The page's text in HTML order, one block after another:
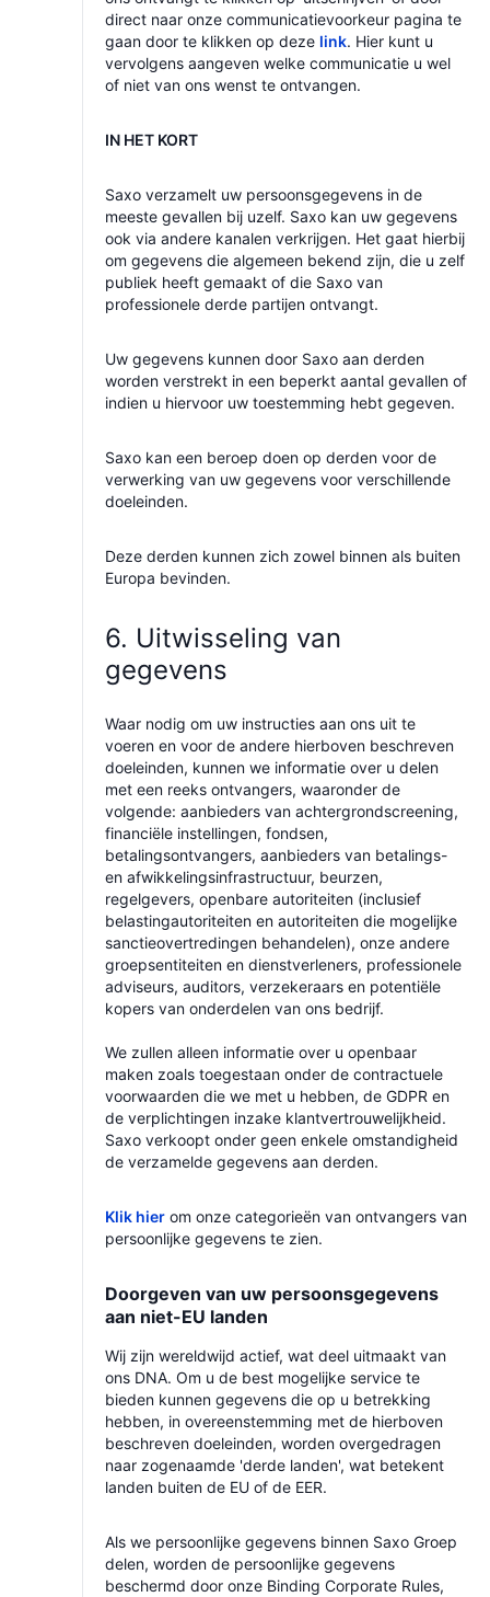
direct naar onze communicatievoorkeur pagina te
gaan door te klikken op deze link. Hier kunt u
vervolgens aangeven welke communicatie u wel
of niet van ons wenst te ontvangen.
IN HET KORT
Saxo verzamelt uw persoonsgegevens in de
meeste gevallen bij uzelf. Saxo kan uw gegevens
ook via andere kanalen verkrijgen. Het gaat hierbij
om gegevens die algemeen bekend zijn, die u zelf
publiek heeft gemaakt of die Saxo van
professionele derde partijen ontvangt.
Uw gegevens kunnen door Saxo aan derden
worden verstrekt in een beperkt aantal gevallen of
indien u hiervoor uw toestemming hebt gegeven.
Saxo kan een beroep doen op derden voor de
verwerking van uw gegevens voor verschillende
doeleinden.
Deze derden kunnen zich zowel binnen als buiten
Europa bevinden.
6. Uitwisseling van
gegevens
Waar nodig om uw instructies aan ons uit te
voeren en voor de andere hierboven beschreven
doeleinden, kunnen we informatie over u delen
met een reeks ontvangers, waaronder de
volgende: aanbieders van achtergrondscreening,
financiële instellingen, fondsen,
betalingsontvangers, aanbieders van betalings-
en afwikkelingsinfrastructuur, beurzen,
regelgevers, openbare autoriteiten (inclusief
belastingautoriteiten en autoriteiten die mogelijke
sanctieovertredingen behandelen), onze andere
groepsentiteiten en dienstverleners, professionele
adviseurs, auditors, verzekeraars en potentiële
kopers van onderdelen van ons bedrijf.
We zullen alleen informatie over u openbaar
maken zoals toegestaan onder de contractuele
voorwaarden die we met u hebben, de GDPR en
de verplichtingen inzake klantvertrouwelijkheid.
Saxo verkoopt onder geen enkele omstandigheid
de verzamelde gegevens aan derden.
Klik hier om onze categorieën van ontvangers van
persoonlijke gegevens te zien.
Doorgeven van uw persoonsgegevens
aan niet-EU landen
Wij zijn wereldwijd actief, wat deel uitmaakt van
ons DNA. Om u de best mogelijke service te
bieden kunnen gegevens die op u betrekking
hebben, in overeenstemming met de hierboven
beschreven doeleinden, worden overgedragen
naar zogenaamde 'derde landen', wat betekent
landen buiten de EU of de EER.
Als we persoonlijke gegevens binnen Saxo Groep
delen, worden de persoonlijke gegevens
beschermd door onze Binding Corporate Rules,